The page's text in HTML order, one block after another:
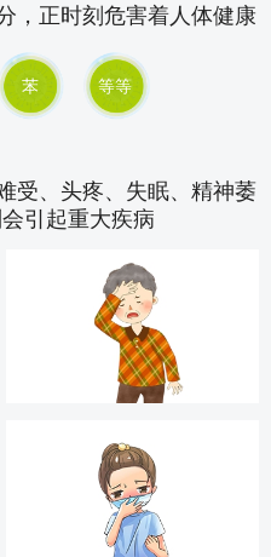
，正时刻危害着人体健康
苯 等等
受、头疼、失眠、精神萎
引起重大疾病